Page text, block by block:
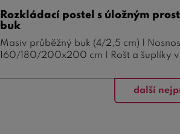
Rozkládací postel s úložným
buk
Masiv průběžný buk (4/2,5 cm) |
160/180/200x200 cm | Rošt a šuplíky v
další